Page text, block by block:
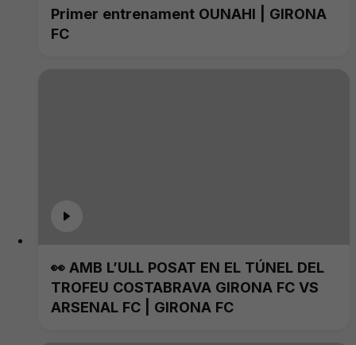
Primer entrenament OUNAHI | GIRONA
FC
👀 AMB L’ULL POSAT EN EL TÚNEL DEL
TROFEU COSTABRAVA GIRONA FC VS
ARSENAL FC | GIRONA FC